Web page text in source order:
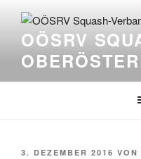
Inhalt
springenOÖSRV
VERÖFFENTLICHT
3. DEZEMBER 2016 VON